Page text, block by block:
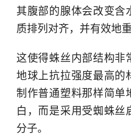
其腹部的腺体会改变含
质排列对齐，并有效地
这使得蛛丝内部结构非
地球上抗拉强度最高的
制作普通塑料那样简单
白，而是采用受蜘蛛丝
分子。